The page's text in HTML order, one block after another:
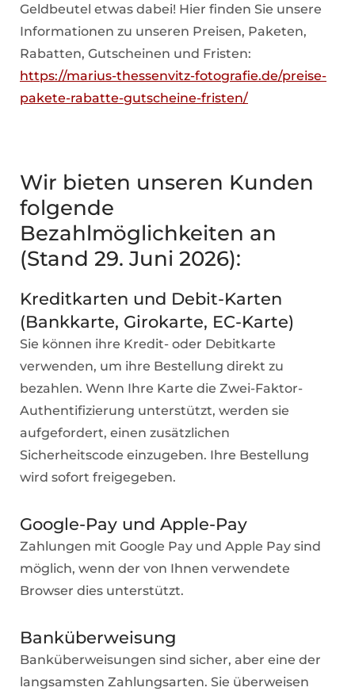
Geldbeutel etwas dabei! Hier finden Sie unsere
Informationen zu unseren Preisen, Paketen,
Rabatten, Gutscheinen und Fristen:
https://marius-thessenvitz-fotografie.de/preise-
pakete-rabatte-gutscheine-fristen/
Wir bieten unseren Kunden
folgende
Bezahlmöglichkeiten an
(Stand 29. Juni 2026):
Kreditkarten und Debit-Karten
(Bankkarte, Girokarte, EC-Karte)
Sie können ihre Kredit- oder Debitkarte
verwenden, um ihre Bestellung direkt zu
bezahlen. Wenn Ihre Karte die Zwei-Faktor-
Authentifizierung unterstützt, werden sie
aufgefordert, einen zusätzlichen
Sicherheitscode einzugeben. Ihre Bestellung
wird sofort freigegeben.
Google-Pay und Apple-Pay
Zahlungen mit Google Pay und Apple Pay sind
möglich, wenn der von Ihnen verwendete
Browser dies unterstützt.
Banküberweisung
Banküberweisungen sind sicher, aber eine der
langsamsten Zahlungsarten. Sie überweisen